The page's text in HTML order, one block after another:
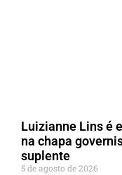
Luizianne Lins é
na chapa
suplente
5 de agosto de 2026